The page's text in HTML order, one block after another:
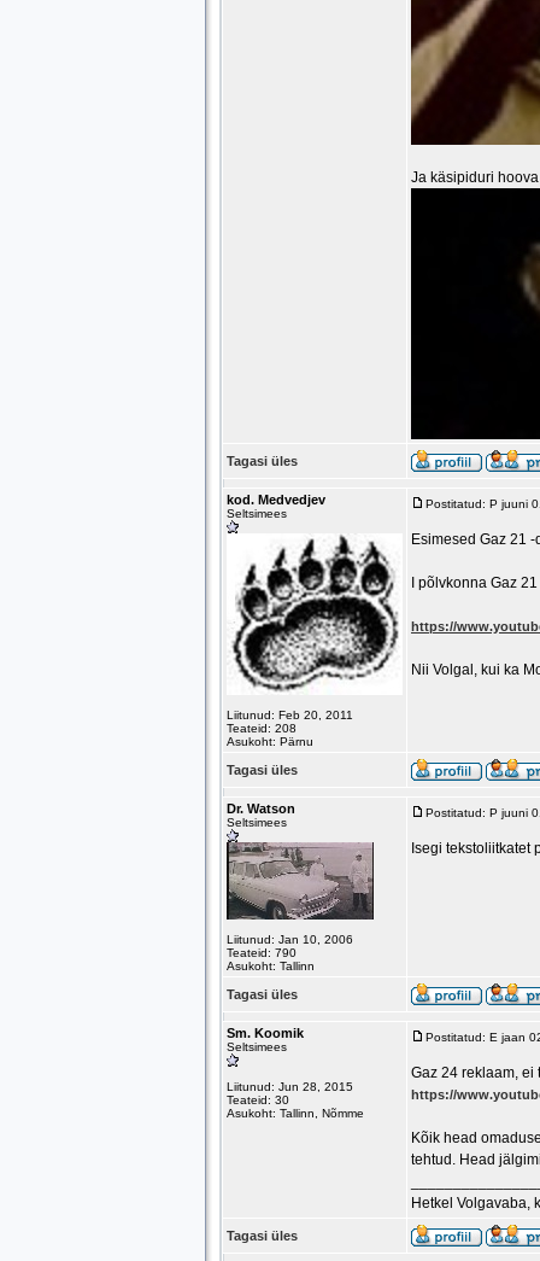
Ja käsipiduri
Tagasi üles
kod. Medvedjev
Seltsimees
Liitunud: Feb 20, 2011
Teateid: 208
Asukoht: Pärnu
Postitatud: P juuni
Esimesed Gaz 21
I põlvkonna Gaz
https://
Nii Volgal, kui ka
Tagasi üles
Dr. Watson
Seltsimees
Liitunud: Jan 10, 2006
Teateid: 790
Asukoht: Tallinn
Postitatud: P juuni
Isegi tekstoliitkatet
Tagasi üles
Sm. Koomik
Seltsimees
Liitunud: Jun 28, 2015
Teateid: 30
Asukoht: Tallinn, Nõmme
Postitatud: E jaan
Gaz 24 reklaam, ei
https://
Kõik head
tehtud. Head
Hetkel Volgavaba,
Tagasi üles